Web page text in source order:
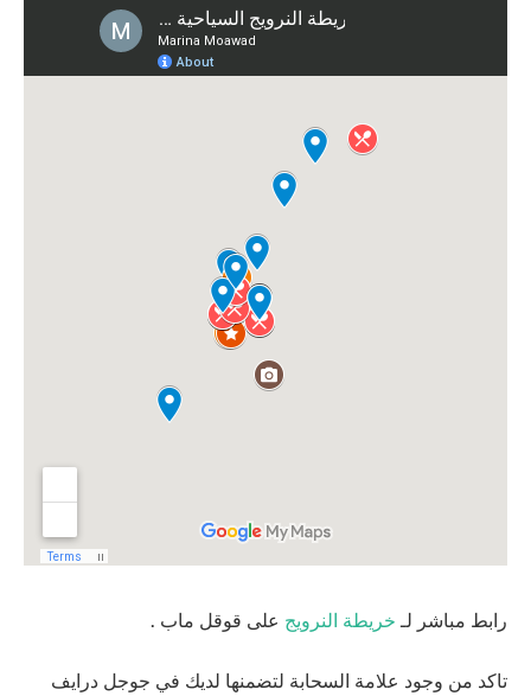
رابط مباشر لـ خريطة النرويج على قوقل ماب .
تاكد من وجود علامة السحابة لتضمنها لديك في جوجل درايف